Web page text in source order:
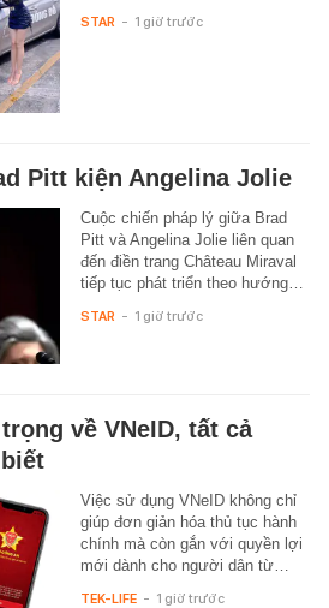
STAR - 1 giờ trước
Pitt kiện Angelina Jolie
Cuộc chiến pháp lý giữa Brad
Pitt và Angelina Jolie liên quan
đến điền trang Château Miraval
tiếp tục phát triển theo hướng…
STAR - 1 giờ trước
về VNeID, tất cả
Việc sử dụng VNeID không chỉ
giúp đơn giản hóa thủ tục hành
chính mà còn gắn với quyền lợi
mới dành cho người dân từ…
TEK-LIFE - 1 giờ trước